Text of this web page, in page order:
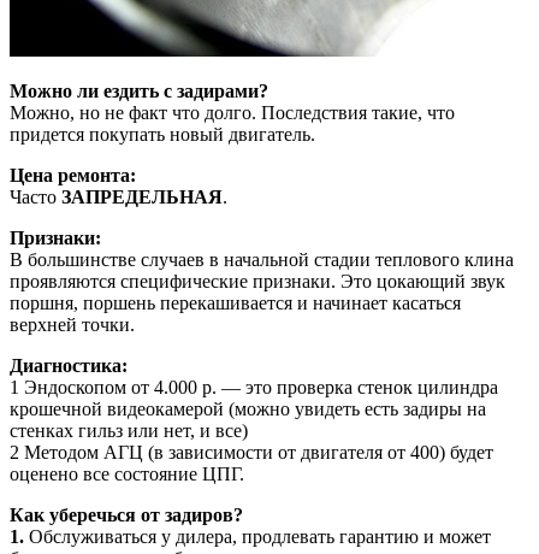
Можно ли ездить с задирами?
Можно, но не факт что долго. Последствия такие, что
придется покупать новый двигатель.
Цена ремонта:
Часто ЗАПРЕДЕЛЬНАЯ.
Признаки:
В большинстве случаев в начальной стадии теплового клина
проявляются специфические признаки. Это цокающий звук
поршня, поршень перекашивается и начинает касаться
верхней точки.
Диагностика:
1 Эндоскопом от 4.000 р. — это проверка стенок цилиндра
крошечной видеокамерой (можно увидеть есть задиры на
стенках гильз или нет, и все)
2 Методом АГЦ (в зависимости от двигателя от 400) будет
оценено все состояние ЦПГ.
Как уберечься от задиров?
1. Обслуживаться у дилера, продлевать гарантию и может